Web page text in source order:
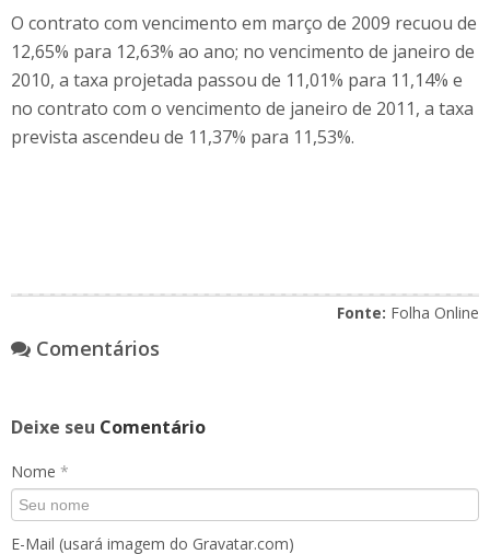
O contrato com vencimento em março de 2009 recuou de
12,65% para 12,63% ao ano; no vencimento de janeiro de
2010, a taxa projetada passou de 11,01% para 11,14% e
no contrato com o vencimento de janeiro de 2011, a taxa
prevista ascendeu de 11,37% para 11,53%.
Fonte: Folha Online
Comentários
Deixe seu Comentário
Nome *
E-Mail (usará imagem do Gravatar.com)